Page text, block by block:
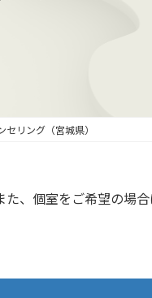
リング（宮城県）
、個室をご希望の場